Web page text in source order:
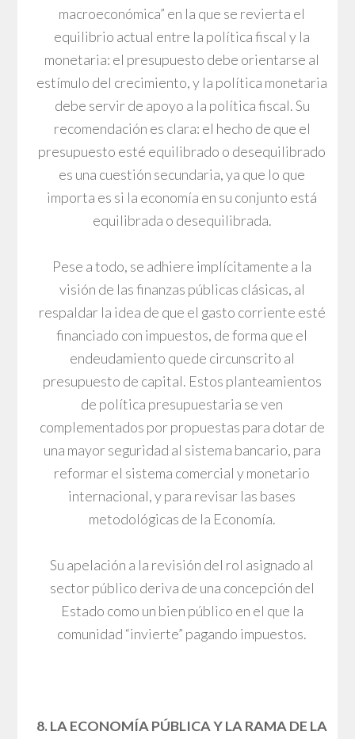
macroeconómica” en la que se revierta el
equilibrio actual entre la política fiscal y la
monetaria: el presupuesto debe orientarse al
estímulo del crecimiento, y la política monetaria
debe servir de apoyo a la política fiscal. Su
recomendación es clara: el hecho de que el
presupuesto esté equilibrado o desequilibrado
es una cuestión secundaria, ya que lo que
importa es si la economía en su conjunto está
equilibrada o desequilibrada.
Pese a todo, se adhiere implícitamente a la
visión de las finanzas públicas clásicas, al
respaldar la idea de que el gasto corriente esté
financiado con impuestos, de forma que el
endeudamiento quede circunscrito al
presupuesto de capital. Estos planteamientos
de política presupuestaria se ven
complementados por propuestas para dotar de
una mayor seguridad al sistema bancario, para
reformar el sistema comercial y monetario
internacional, y para revisar las bases
metodológicas de la Economía.
Su apelación a la revisión del rol asignado al
sector público deriva de una concepción del
Estado como un bien público en el que la
comunidad “invierte” pagando impuestos.
8. LA ECONOMÍA PÚBLICA Y LA RAMA DE LA